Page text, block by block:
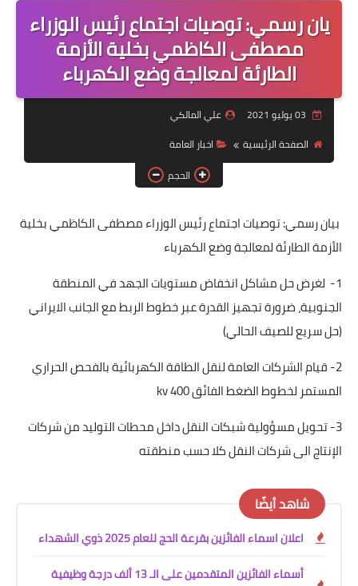
اخبار العراق والعالم
اخبار وزارة العمل وهيئة
التقاعد
قسم التطبيقات
قطع الاراضي
الربح من الانترنت
يان رسمي: توصيات اجتماع رئيس الوزراء
مصطفى الكاظمي بخلية الأزمة
الطارئة لمعالجة وضع الكهرباء
علي المالكي
الصفحة الرئيسية
اخبار العامة
الحجم
بيان رسمي: توصيات اجتماع رئيس الوزراء مصطفى الكاظمي بخلية
الأزمة الطارئة لمعالجة وضع الكهرباء
1- لغرض حل مشاكل انخفاض مستويات الجهد في المنطقة
الجنوبية، ضرورة تجهيز القدرة عبر خطوط الربط مع الجانب الايراني
(حل سريع للصيف الحالي)
2- قيام الشركات العامة لنقل الطاقة الكهربائية بالفحص الحراري
المستمر لخطوط الضغط الفائق 400 kv
3- تحويل مسؤولية شبكات النقل داخل محطات التوليد من شركات
الإنتاج الى شركات النقل كلا حسب منطقته
شاهد أيضًا
اعلان اسماء الفائزين بقرعة الحج للعام 2025 ذوي الشهداء
أسماء الفائزين المتقدمين على الـ 13 ألف درجة وظيفية